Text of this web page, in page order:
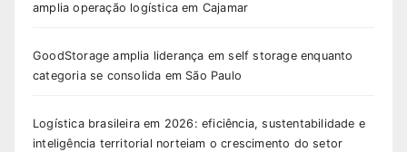
amplia operação logística em Cajamar
GoodStorage amplia liderança em self storage enquanto
categoria se consolida em São Paulo
Logística brasileira em 2026: eficiência, sustentabilidade e
inteligência territorial norteiam o crescimento do setor